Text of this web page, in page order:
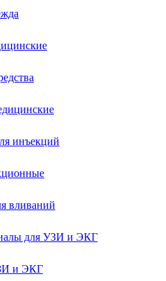
инъекций
вливаний
для УЗИ и ЭКГ
и ЭКГ